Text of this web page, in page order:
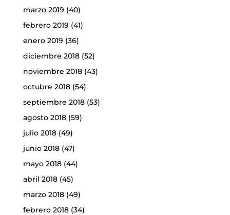
marzo 2019 (40)
febrero 2019 (41)
enero 2019 (36)
diciembre 2018(52)
noviembre 2018(43)
octubre 2018(54)
septiembre 2018(53)
agosto 2018(59)
julio 2018(49)
junio 2018(47)
mayo 2018(44)
abril 2018(45)
marzo 2018(49)
febrero 2018(34)